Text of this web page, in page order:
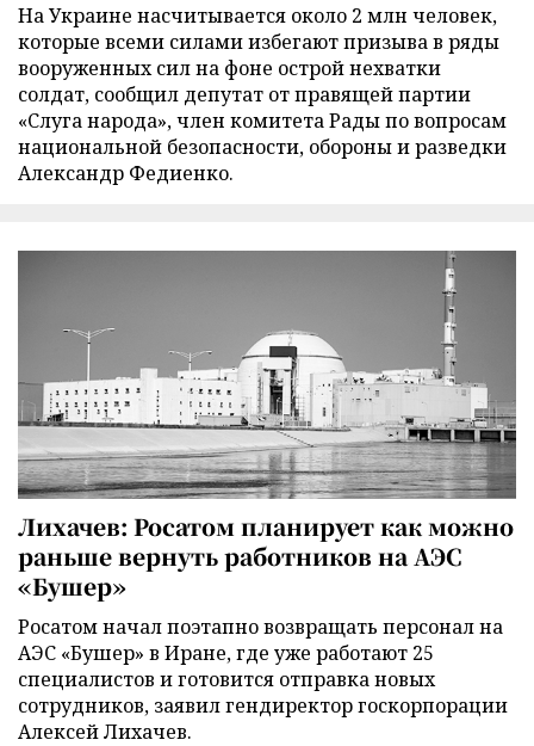
На Украине насчитывается около 2 млн человек,
которые всеми силами избегают призыва в ряды
вооруженных сил на фоне острой нехватки
солдат, сообщил депутат от правящей партии
«Слуга народа», член комитета Рады по вопросам
национальной безопасности, обороны и разведки
Александр Федиенко.
Лихачев: Росатом планирует как можно
раньше вернуть работников на АЭС
«Бушер»
Росатом начал поэтапно возвращать персонал на
АЭС «Бушер» в Иране, где уже работают 25
специалистов и готовится отправка новых
сотрудников, заявил гендиректор госкорпорации
Алексей Лихачев.